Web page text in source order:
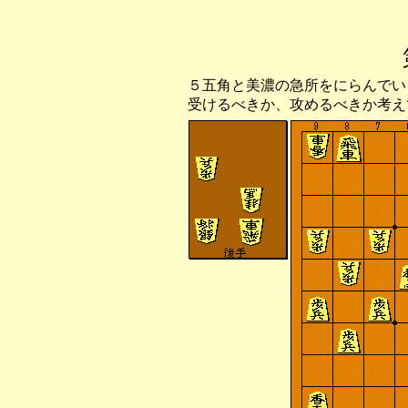
５五角と美濃の急所をにらんで
受けるべきか、攻めるべきか考